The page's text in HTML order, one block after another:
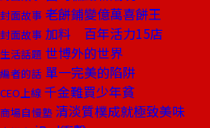
封面故事 老餅鋪變億萬喜餅王
封面故事 加料 百年活力15店
生活話題 世博外的世界
編者的話 單一完美的陷阱
CEO上線 千金難買少年貧
商場自慢塾 清淡質樸成就極致美味